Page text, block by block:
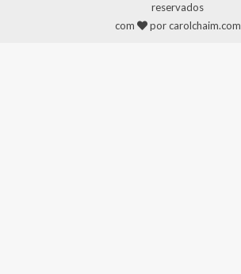
reservados
com
por carolchaim.com